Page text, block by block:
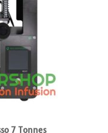
7 Tonnes